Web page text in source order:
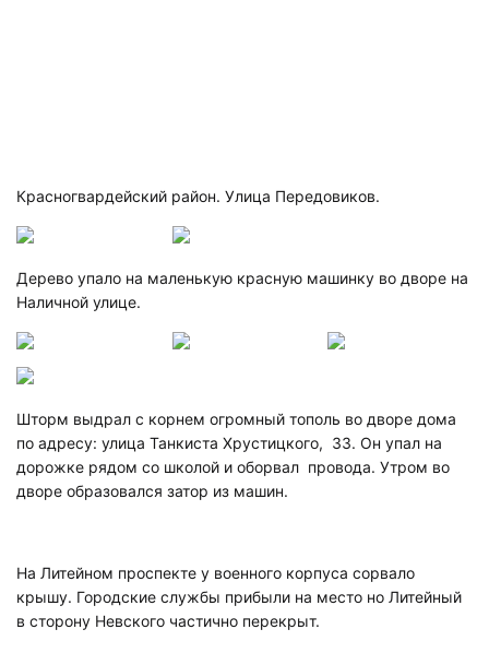
Красногвардейский район. Улица Передовиков.
Дерево упало на маленькую красную машинку во дворе на
Наличной улице.
Шторм выдрал с корнем огромный тополь во дворе дома
по адресу: улица Танкиста Хрустицкого, 33. Он упал на
дорожке рядом со школой и оборвал провода. Утром во
дворе образовался затор из машин.
На Литейном проспекте у военного корпуса сорвало
крышу. Городские службы прибыли на место но Литейный
в сторону Невского частично перекрыт.